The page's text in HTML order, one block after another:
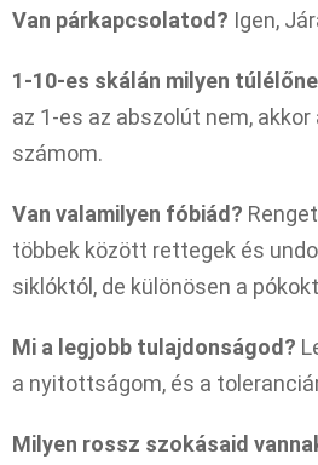
Van párkapcsolatod? Igen,
1-10-es skálán milyen
az 1-es az abszolút nem,
számom.
Van valamilyen fóbiád?
többek között rettegek és
siklóktól, de különösen a
Mi a legjobb tulajdonságod?
a nyitottságom, és a
Milyen rossz szokásaid